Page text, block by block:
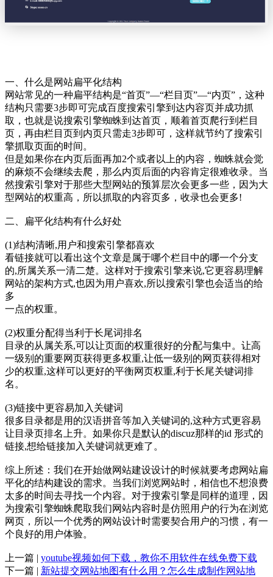
一、什么是网站扁平化结构
网站常见的一种扁平结构是“首页”—“栏目页”—“内页”，这种
结构只需要3步即可完成百度搜索引擎到达内容页并成功抓
取，也就是说搜索引擎蜘蛛到达首页，顺着首页爬行到栏目
页，再由栏目页到内页只需走3步即可，这样就节约了搜索引
擎抓取页面的时间。
但是如果你在内页后面再加2个或者以上的内容，蜘蛛就会觉
的麻烦不会继续去爬，那么内页后面的内容肯定很难收录。当
然搜索引擎对于那些大型网站的预算层次会更多一些，因为大
型网站的权重高，所以抓取的内容页多，收录也会更多!
二、扁平化结构有什么好处
(1)结构清晰,用户和搜索引擎都喜欢
看链接就可以看出这个文章是属于哪个栏目中的哪一个分支
的,所属关系一清二楚。这样对于搜索引擎来说,它更容易理解
网站的架构方式,也因为用户喜欢,所以搜索引擎也会适当的给
多
一点的权重。
(2)权重分配得当利于长尾词排名
目录的从属关系,可以让页面的权重很好的分配与集中。让高
一级别的重要网页获得更多权重,让低一级别的网页获得相对
少的权重,这样可以更好的平衡网页权重,利于长尾关键词排
名。
(3)链接中更容易加入关键词
很多目录都是用的汉语拼音等加入关键词的,这种方式更容易
让目录页排名上升。如果你只是默认的discuz那样的id 形式的
链接,想给链接加入关键词就更难了。
综上所述：我们在开始做网站建设设计的时候就要考虑网站扁
平化的结构建设的需求。当我们浏览网站时，相信也不想浪费
太多的时间去寻找一个内容。对于搜索引擎是同样的道理，因
为搜索引擎蜘蛛爬取我们网站内容时是仿照用户的行为在浏览
网页，所以一个优秀的网站设计时需要契合用户的习惯，有一
个良好的用户体验。
上一篇 | youtube视频如何下载，教你不用软件在线免费下载
下一篇 | 新站提交网站地图有什么用？怎么生成制作网站地